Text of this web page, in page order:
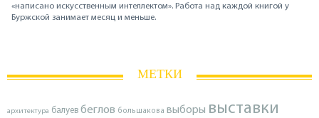
«написано искусственным интеллектом». Работа над каждой книгой у
Буржской занимает месяц и меньше.
МЕТКИ
архитектура балуев беглов большакова выборы выставки